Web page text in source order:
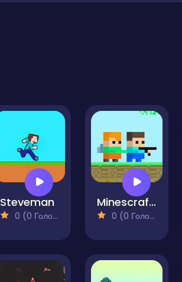
Steveman
0 (0 Голосів)
Minescrafter - Steve and Alex
0 (0 Голосів)